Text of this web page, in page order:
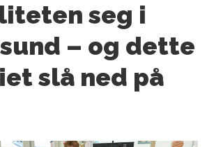
seg i
– og dette
slå ned på